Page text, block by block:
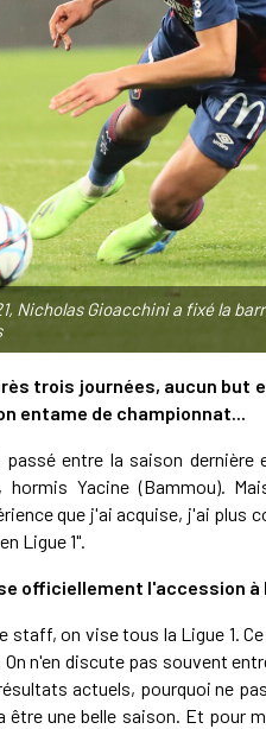
Nicholas Gioacchini a fixé la
trois journées, aucun but
entame de championnat...
entre la saison
hormis Yacine (Bammou).
que j'ai acquise, j'ai plus
Ligue 1".
officiellement l'accession à
staff, on vise tous la Ligue 1.
n'en discute pas souvent
actuels, pourquoi ne
être une belle saison. Et pour